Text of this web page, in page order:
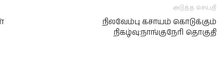
அடுத்த செய்தி
நிலவேம்பு கசாயம் கொடுக்கும்
நிகழ்வு:நாங்குநேரி தொகுதி